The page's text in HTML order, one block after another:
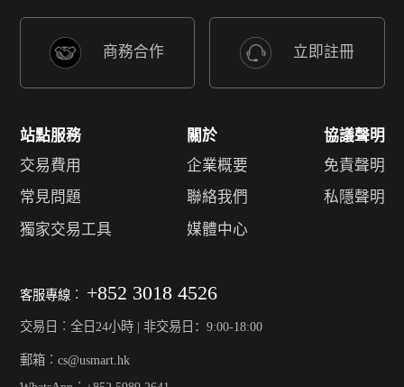
商務合作 立即註冊
站點服務
交易費用
常見問題
獨家交易工具
關於
企業概要
聯絡我們
媒體中心
協議聲明
免責聲明
私隱聲明
客服專線︰ +852 3018 4526
交易日︰全日24小時 | 非交易日：9:00-18:00
郵箱︰cs@usmart.hk